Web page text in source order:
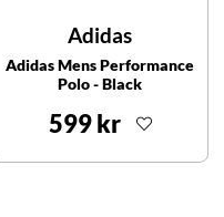
Adidas
Adidas Mens Performance
Polo - Black
599 kr